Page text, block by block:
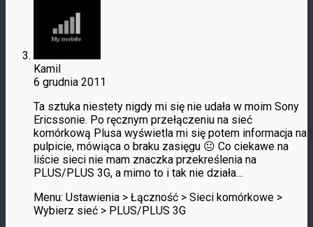
Kamil
6 grudnia 2011
Ta sztuka niestety nigdy mi się nie udała w moim Sony
Ericssonie. Po ręcznym przełączeniu na sieć
komórkową Plusa wyświetla mi się potem informacja na
pulpicie, mówiąca o braku zasięgu 😐 Co ciekawe na
liście sieci nie mam znaczka przekreślenia na
PLUS/PLUS 3G, a mimo to i tak nie działa…
Menu: Ustawienia > Łączność > Sieci komórkowe >
Wybierz sieć > PLUS/PLUS 3G